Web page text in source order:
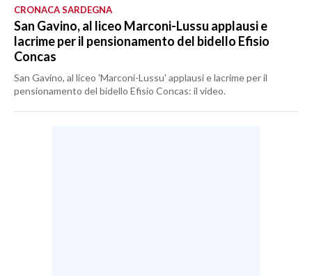
CRONACA SARDEGNA
San Gavino, al liceo Marconi-Lussu applausi e
lacrime per il pensionamento del bidello Efisio
Concas
San Gavino, al liceo 'Marconi-Lussu' applausi e lacrime per il
pensionamento del bidello Efisio Concas: il video.